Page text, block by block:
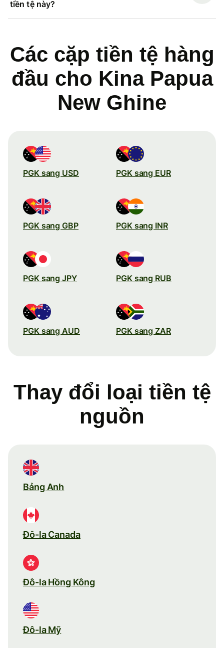
tiền tệ này?
Các cặp tiền tệ hàng
đầu cho Kina Papua
New Ghine
PGK sang USD PGK sang EUR
PGK sang GBP PGK sang INR
PGK sang JPY PGK sang RUB
PGK sang AUD PGK sang ZAR
Thay đổi loại tiền tệ
nguồn
Bảng Anh
Đô-la Canada
Đô-la Hồng Kông
Đô-la Mỹ